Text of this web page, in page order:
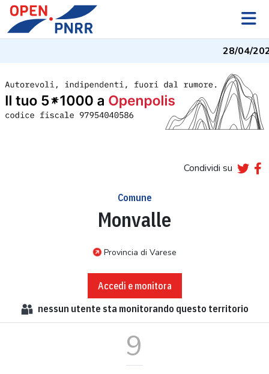
28/04/
Condividi su
Comune
Monvalle
Provincia di Varese
Accedi e monitora
nessun utente sta monitorando questo territorio
9